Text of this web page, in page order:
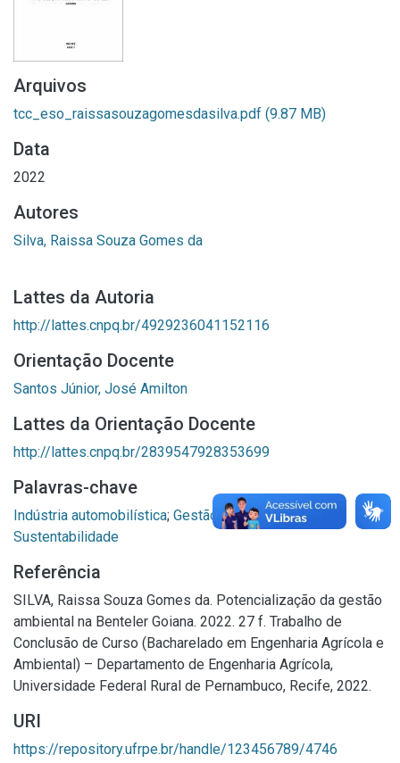
Arquivos
tcc_eso_raissasouzagomesdasilva.pdf (9.87 MB)
Data
2022
Autores
Silva, Raissa Souza Gomes da
Lattes da Autoria
http://lattes.cnpq.br/4929236041152116
Orientação Docente
Santos Júnior, José Amilton
Lattes da Orientação Docente
http://lattes.cnpq.br/2839547928353699
Palavras-chave
Indústria automobilística; Gestão ambiental;
Sustentabilidade
Referência
SILVA, Raissa Souza Gomes da. Potencialização da gestão
ambiental na Benteler Goiana. 2022. 27 f. Trabalho de
Conclusão de Curso (Bacharelado em Engenharia Agrícola e
Ambiental) – Departamento de Engenharia Agrícola,
Universidade Federal Rural de Pernambuco, Recife, 2022.
URI
https://repository.ufrpe.br/handle/123456789/4746